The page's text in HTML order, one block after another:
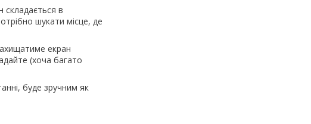
складається в
шукати місце, де
екран
(хоча багато
буде зручним як